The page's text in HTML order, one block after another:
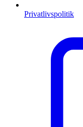
Privatlivspolitik